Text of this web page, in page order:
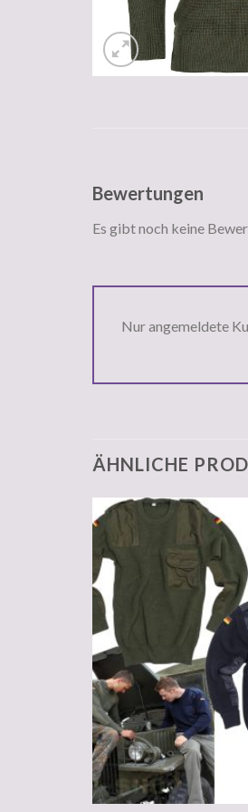
Bewertungen
Es gibt noch keine
Nur angemeldete
ÄHNLICHE